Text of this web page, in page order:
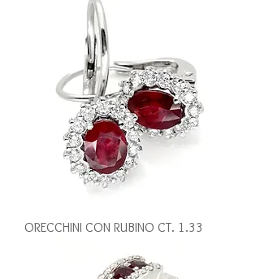
ORECCHINI CON RUBINO CT. 1.33